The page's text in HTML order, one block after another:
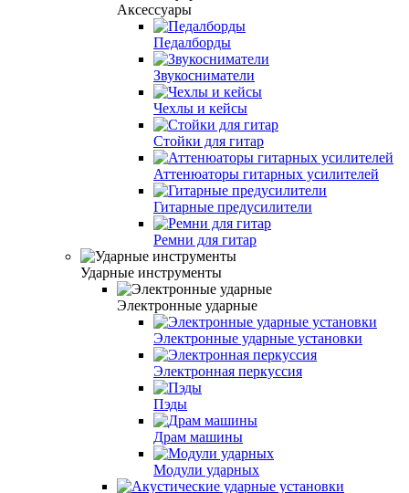
Аксессуары
Педалборды
Звукосниматели
Чехлы и кейсы
Стойки для гитар
Аттенюаторы гитарных усилителей
Гитарные предусилители
Ремни для гитар
Ударные инструменты
Электронные ударные
Электронные ударные установки
Электронная перкуссия
Пэды
Драм машины
Модули ударных